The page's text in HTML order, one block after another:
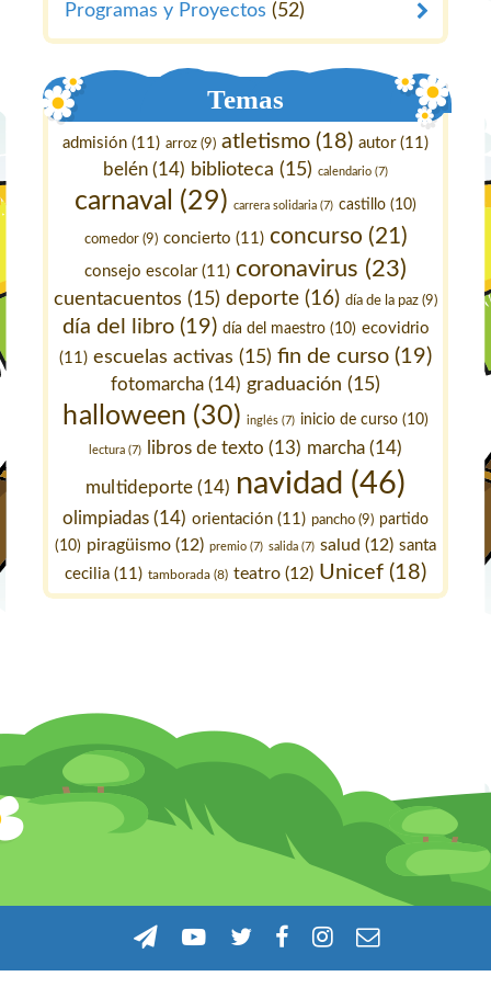
Programas y Proyectos (52)
Temas
admisión (11) arroz (9) atletismo (18) autor(11)
belén (14) biblioteca (15) calendario (7)
carnaval (29) carrera solidaria (7) castillo (10)
comedor(9) concierto (11) concurso (21)
consejo escolar(11) coronavirus (23)
cuentacuentos (15) deporte (16) día de la paz (9)
día del libro(19) día del maestro(10) ecovidrio
(11) escuelas activas (15) fin de curso (19)
fotomarcha (14) graduación (15)
halloween (30) inglés(7) inicio de curso(10)
lectura (7) libros de texto (13) marcha (14)
multideporte(14) navidad (46)
olimpiadas (14) orientación (11) pancho (9) partido
(10) piragüismo (12) premio (7) salida (7) salud (12) santa
cecilia (11) tamborada (8) teatro (12) Unicef (18)